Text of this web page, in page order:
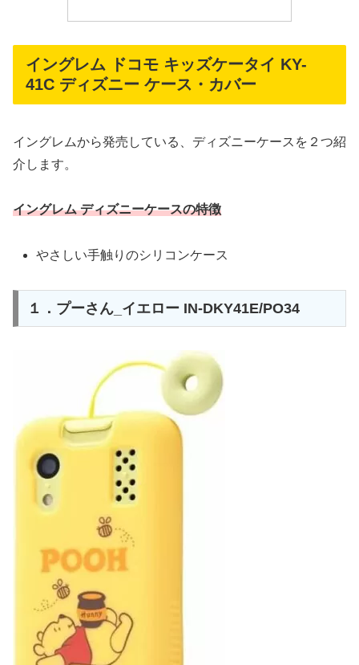
イングレム ドコモ キッズケータイ KY-
41C ディズニー ケース・カバー
イングレムから発売している、ディズニーケースを２つ紹
介します。
イングレム ディズニーケースの特徴
やさしい手触りのシリコンケース
１．プーさん_イエロー IN-DKY41E/PO34